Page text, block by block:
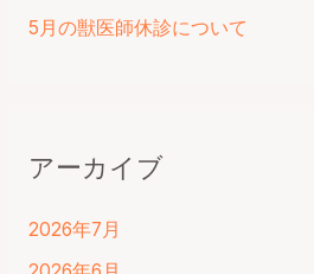
5月の獣医師休診について
アーカイブ
2026年7月